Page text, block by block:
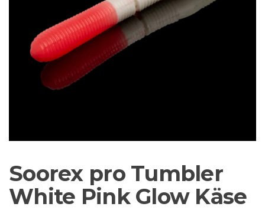
Sortiment Ruten,
Rollen und
Schnüre sowie
Zubehör für das
Brandungsangeln.
Soorex pro Tumbler
White Pink Glow Käse